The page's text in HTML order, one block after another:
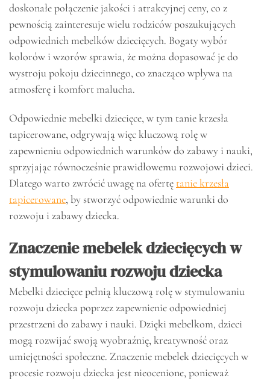
doskonałe połączenie jakości i atrakcyjnej ceny, co z
pewnością zainteresuje wielu rodziców poszukujących
odpowiednich mebelków dziecięcych. Bogaty wybór
kolorów i wzorów sprawia, że można dopasować je do
wystroju pokoju dziecinnego, co znacząco wpływa na
atmosferę i komfort malucha.
Odpowiednie mebelki dziecięce, w tym tanie krzesła
tapicerowane, odgrywają więc kluczową rolę w
zapewnieniu odpowiednich warunków do zabawy i nauki,
sprzyjając równocześnie prawidłowemu rozwojowi dzieci.
Dlatego warto zwrócić uwagę na ofertę tanie krzesła
tapicerowane, by stworzyć odpowiednie warunki do
rozwoju i zabawy dziecka.
Znaczenie mebelek dziecięcych w
stymulowaniu rozwoju dziecka
Mebelki dziecięce pełnią kluczową rolę w stymulowaniu
rozwoju dziecka poprzez zapewnienie odpowiedniej
przestrzeni do zabawy i nauki. Dzięki mebelkom, dzieci
mogą rozwijać swoją wyobraźnię, kreatywność oraz
umiejętności społeczne. Znaczenie mebelek dziecięcych w
procesie rozwoju dziecka jest nieocenione, ponieważ